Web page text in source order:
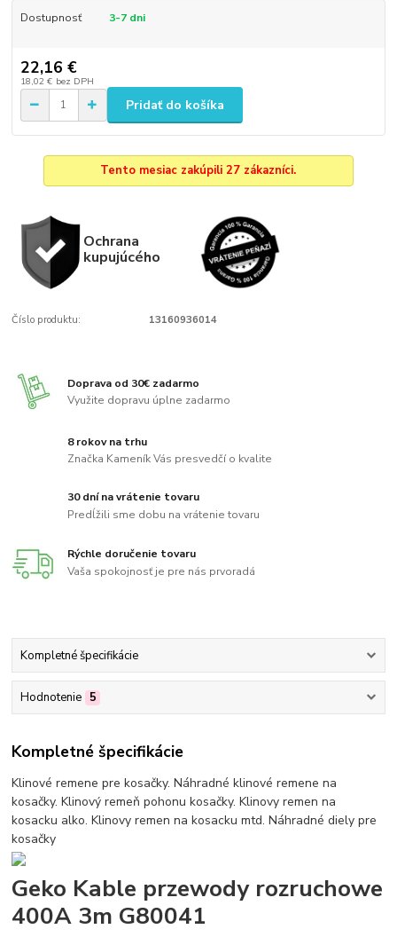
Dostupnosť 3-7 dni
22,16 €
18,02 € bez DPH
Pridať do košíka
Tento mesiac zakúpili 27 zákazníci.
Ochrana
kupujúcého
Číslo produktu: 13160936014
Doprava od 30€ zadarmo
Využite dopravu úplne zadarmo
8 rokov na trhu
Značka Kameník Vás presvedčí o kvalite
30 dní na vrátenie tovaru
Predĺžili sme dobu na vrátenie tovaru
Rýchle doručenie tovaru
Vaša spokojnosť je pre nás prvoradá
Kompletné špecifikácie
Hodnotenie 5
Kompletné špecifikácie
Klinové remene pre kosačky. Náhradné klinové remene na
kosačky. Klinový remeň pohonu kosačky. Klinovy remen na
kosacku alko. Klinovy remen na kosacku mtd. Náhradné diely pre
kosačky
Geko Kable przewody rozruchowe
400A 3m G80041